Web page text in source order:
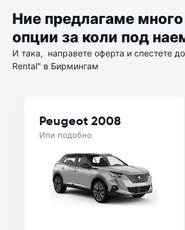
Ние предлагаме
опции за коли под
И така, направете оферта и спестете
Rental" в Бирмингам
Peugeot 2008
Или подобно